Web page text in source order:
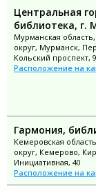
Центральная
библиотека, г.
Мурманская
округ, Мурманск,
Кольский проспект,
Расположение на
Гармония,
Кемеровская
округ, Кемерово,
Инициативная, 40
Расположение на